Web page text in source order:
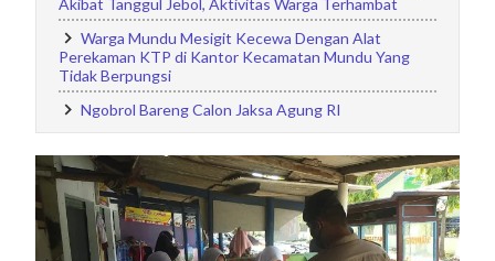
Warga Mundu Mesigit Kecewa Dengan Alat
Perekaman KTP di Kantor Kecamatan Mundu Yang
Tidak Berpungsi
Ngobrol Bareng Calon Jaksa Agung RI